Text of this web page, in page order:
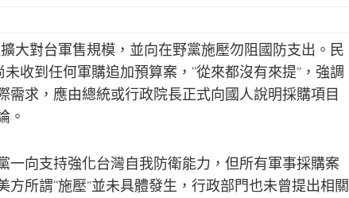
對台軍售規模，並向在野黨施壓勿阻國防支出。民
收到任何軍購追加預算案，“從來都沒有來提”，強調
需求，應由總統或行政院長正式向國人說明採購項目
。
一向支持強化台灣自我防衛能力，但所有軍事採購案
所謂“施壓”並未具體發生，行政部門也未曾提出相關